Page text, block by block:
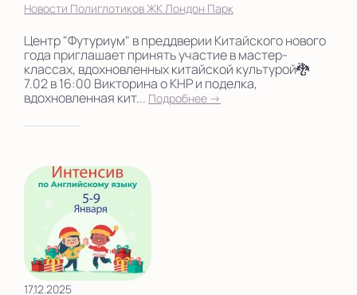
Новости Полиглотиков ЖК Лондон Парк
Центр "Футуриум" в преддверии Китайского нового
года приглашает принять участие в мастер-
классах, вдохновленных китайской культурой🐉
7.02 в 16:00 Викторина о КНР и поделка,
вдохновленная кит... Подробнее →
17.12.2025